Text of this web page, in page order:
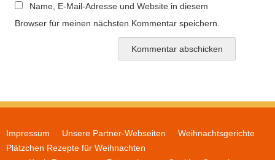
Name, E-Mail-Adresse und Website in diesem
Browser für meinen nächsten Kommentar speichern.
Impressum Unsere Partner-Webseiten
Weihnachtsgerichte
Plätzchen Rezepte für Weihnachten